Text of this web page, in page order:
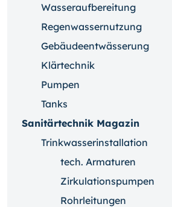
Wasseraufbereitung
Regenwassernutzung
Gebäudeentwässerung
Klärtechnik
Pumpen
Tanks
Sanitärtechnik Magazin
Trinkwasserinstallation
tech. Armaturen
Zirkulationspumpen
Rohrleitungen